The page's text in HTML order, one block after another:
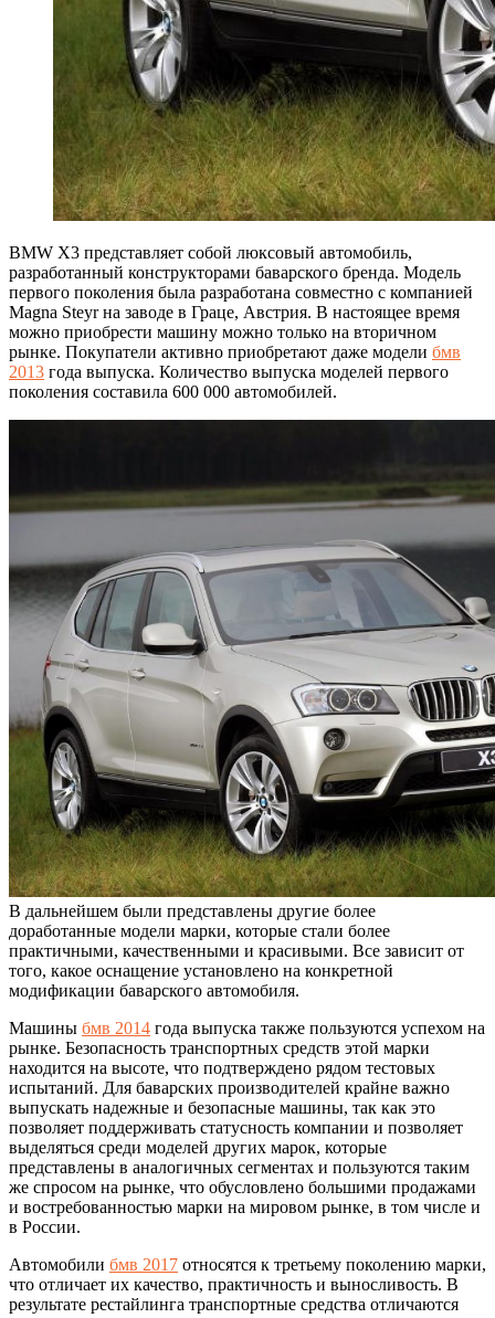
BMW X3 представляет собой люксовый автомобиль,
разработанный конструкторами баварского бренда. Модель
первого поколения была разработана совместно с компанией
Magna Steyr на заводе в Граце, Австрия. В настоящее время
можно приобрести машину можно только на вторичном
рынке. Покупатели активно приобретают даже модели бмв
2013 года выпуска. Количество выпуска моделей первого
поколения составила 600 000 автомобилей.
В дальнейшем были представлены другие более
доработанные модели марки, которые стали более
практичными, качественными и красивыми. Все зависит от
того, какое оснащение установлено на конкретной
модификации баварского автомобиля.
Машины бмв 2014 года выпуска также пользуются успехом на
рынке. Безопасность транспортных средств этой марки
находится на высоте, что подтверждено рядом тестовых
испытаний. Для баварских производителей крайне важно
выпускать надежные и безопасные машины, так как это
позволяет поддерживать статусность компании и позволяет
выделяться среди моделей других марок, которые
представлены в аналогичных сегментах и пользуются таким
же спросом на рынке, что обусловлено большими продажами
и востребованностью марки на мировом рынке, в том числе и
в России.
Автомобили бмв 2017 относятся к третьему поколению марки,
что отличает их качество, практичность и выносливость. В
результате рестайлинга транспортные средства отличаются